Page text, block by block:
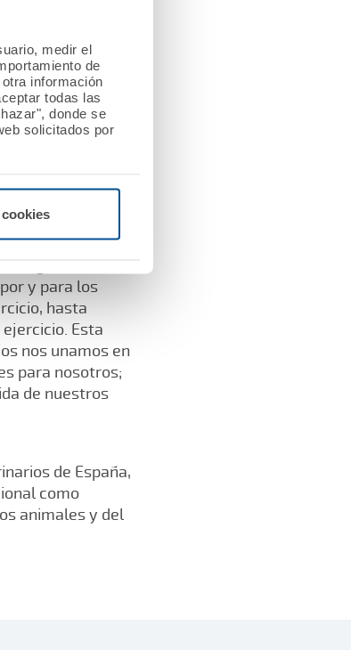
medir el
de
información
todas las
donde se
solicitados por
Salud (OMS).
Servicios
cada vez
Colegial
muy difícil
y para los
hasta
Esta
nos unamos en
para nosotros;
de nuestros
de España,
como
animales y del